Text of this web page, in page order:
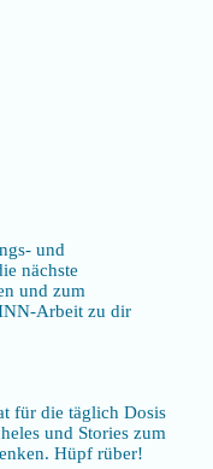
und
nächste
und zum
Arbeit zu dir
für die täglich Dosis
und Stories zum
Hüpf rüber!